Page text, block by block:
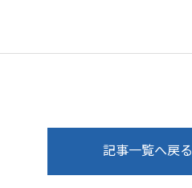
記事一覧へ戻る